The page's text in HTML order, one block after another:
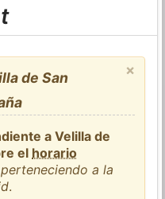
×
de San
a Velilla de
el horario
perteneciendo a la
.